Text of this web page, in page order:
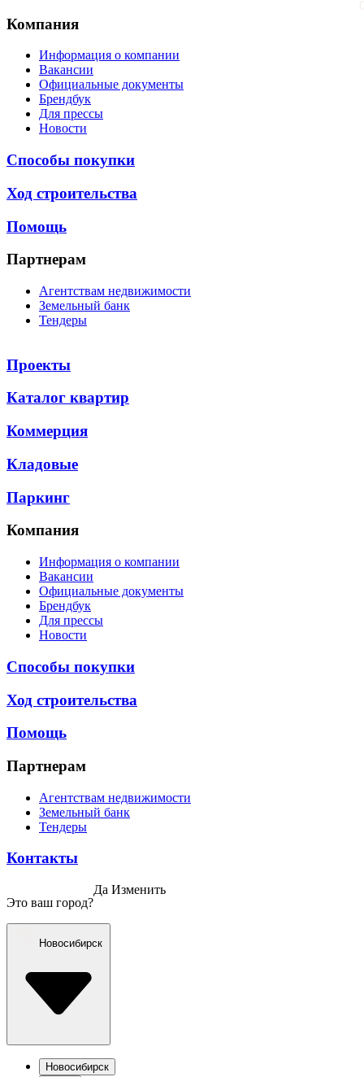
Компания
Информация о компании
Вакансии
Официальные документы
Брендбук
Для прессы
Новости
Способы покупки
Ход строительства
Помощь
Партнерам
Агентствам недвижимости
Земельный банк
Тендеры
Проекты
Каталог квартир
Коммерция
Кладовые
Паркинг
Компания
Информация о компании
Вакансии
Официальные документы
Брендбук
Для прессы
Новости
Способы покупки
Ход строительства
Помощь
Партнерам
Агентствам недвижимости
Земельный банк
Тендеры
Контакты
Это ваш город?
Да Изменить
Новосибирск
Новосибирск